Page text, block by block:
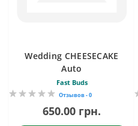
Wedding CHEESECAKE
Auto
Fast Buds
Отзывов - 0
650.00 грн.